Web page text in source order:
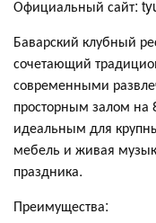
Официальный сайт:
Баварский клубный
сочетающий
современными
просторным залом на
идеальным для
мебель и живая
праздника.
Преимущества: